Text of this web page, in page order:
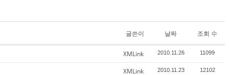
글쓴이 날짜 조회 수
XMLink 2010.11.26 11099
XMLink 2010.11.23 12102